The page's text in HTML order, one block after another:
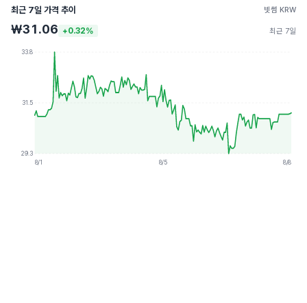
최근 7일 가격 추이 빗썸 KRW
₩31.06 +0.32% 최근 7일
33.8
31.5
29.3
8/1
8/5 8/8